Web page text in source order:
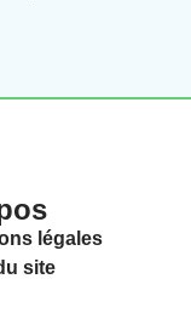
légales
site